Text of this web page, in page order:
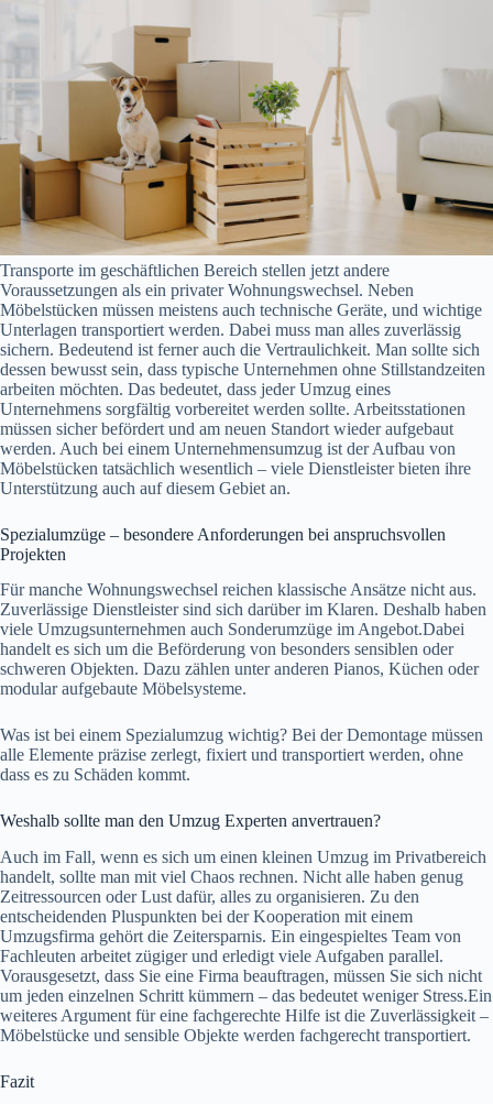
Transporte im geschäftlichen Bereich stellen jetzt andere
Voraussetzungen als ein privater Wohnungswechsel. Neben
Möbelstücken müssen meistens auch technische Geräte, und wichtige
Unterlagen transportiert werden. Dabei muss man alles zuverlässig
sichern. Bedeutend ist ferner auch die Vertraulichkeit. Man sollte sich
dessen bewusst sein, dass typische Unternehmen ohne Stillstandzeiten
arbeiten möchten. Das bedeutet, dass jeder Umzug eines
Unternehmens sorgfältig vorbereitet werden sollte. Arbeitsstationen
müssen sicher befördert und am neuen Standort wieder aufgebaut
werden. Auch bei einem Unternehmensumzug ist der Aufbau von
Möbelstücken tatsächlich wesentlich – viele Dienstleister bieten ihre
Unterstützung auch auf diesem Gebiet an.
Spezialumzüge – besondere Anforderungen bei anspruchsvollen
Projekten
Für manche Wohnungswechsel reichen klassische Ansätze nicht aus.
Zuverlässige Dienstleister sind sich darüber im Klaren. Deshalb haben
viele Umzugsunternehmen auch Sonderumzüge im Angebot.Dabei
handelt es sich um die Beförderung von besonders sensiblen oder
schweren Objekten. Dazu zählen unter anderen Pianos, Küchen oder
modular aufgebaute Möbelsysteme.
Was ist bei einem Spezialumzug wichtig? Bei der Demontage müssen
alle Elemente präzise zerlegt, fixiert und transportiert werden, ohne
dass es zu Schäden kommt.
Weshalb sollte man den Umzug Experten anvertrauen?
Auch im Fall, wenn es sich um einen kleinen Umzug im Privatbereich
handelt, sollte man mit viel Chaos rechnen. Nicht alle haben genug
Zeitressourcen oder Lust dafür, alles zu organisieren. Zu den
entscheidenden Pluspunkten bei der Kooperation mit einem
Umzugsfirma gehört die Zeitersparnis. Ein eingespieltes Team von
Fachleuten arbeitet zügiger und erledigt viele Aufgaben parallel.
Vorausgesetzt, dass Sie eine Firma beauftragen, müssen Sie sich nicht
um jeden einzelnen Schritt kümmern – das bedeutet weniger Stress.Ein
weiteres Argument für eine fachgerechte Hilfe ist die Zuverlässigkeit –
Möbelstücke und sensible Objekte werden fachgerecht transportiert.
Fazit